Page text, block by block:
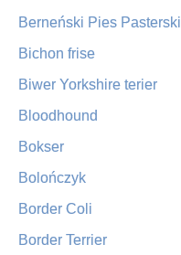
Berneński Pies Pasterski
Bichon frise
Biwer Yorkshire terier
Bloodhound
Bokser
Bolończyk
Border Coli
Border Terrier